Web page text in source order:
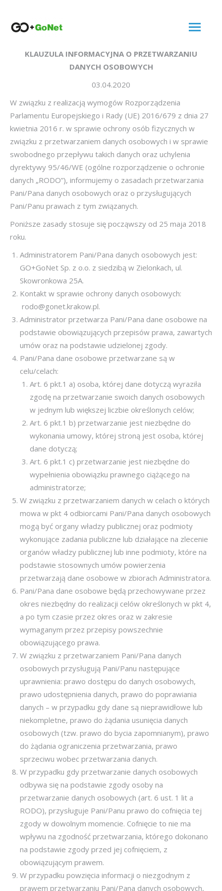
KLAUZULA INFORMACYJNA O PRZETWARZANIU
DANYCH OSOBOWYCH
03.04.2020
W związku z realizacją wymogów Rozporządzenia
Parlamentu Europejskiego i Rady (UE) 2016/679 z dnia 27
kwietnia 2016 r. w sprawie ochrony osób fizycznych w
związku z przetwarzaniem danych osobowych i w sprawie
swobodnego przepływu takich danych oraz uchylenia
dyrektywy 95/46/WE (ogólne rozporządzenie o ochronie
danych „RODO”), informujemy o zasadach przetwarzania
Pani/Pana danych osobowych oraz o przysługujących
Pani/Panu prawach z tym związanych.
Poniższe zasady stosuje się począwszy od 25 maja 2018
roku.
Administratorem Pani/Pana danych osobowych jest:
GO+GoNet Sp. z o.o. z siedzibą w Zielonkach, ul.
Skowronkowa 25A.
Kontakt w sprawie ochrony danych osobowych:
rodo@gonet.krakow.pl.
Administrator przetwarza Pani/Pana dane osobowe na
podstawie obowiązujących przepisów prawa, zawartych
umów oraz na podstawie udzielonej zgody.
Pani/Pana dane osobowe przetwarzane są w
celu/celach:
Art. 6 pkt.1 a) osoba, której dane dotyczą wyraziła
zgodę na przetwarzanie swoich danych osobowych
w jednym lub większej liczbie określonych celów;
Art. 6 pkt.1 b) przetwarzanie jest niezbędne do
wykonania umowy, której stroną jest osoba, której
dane dotyczą;
Art. 6 pkt.1 c) przetwarzanie jest niezbędne do
wypełnienia obowiązku prawnego ciążącego na
administratorze;
W związku z przetwarzaniem danych w celach o których
mowa w pkt 4 odbiorcami Pani/Pana danych osobowych
mogą być organy władzy publicznej oraz podmioty
wykonujące zadania publiczne lub działające na zlecenie
organów władzy publicznej lub inne podmioty, które na
podstawie stosownych umów powierzenia
przetwarzają dane osobowe w zbiorach Administratora.
Pani/Pana dane osobowe będą przechowywane przez
okres niezbędny do realizacji celów określonych w pkt 4,
a po tym czasie przez okres oraz w zakresie
wymaganym przez przepisy powszechnie
obowiązującego prawa.
W związku z przetwarzaniem Pani/Pana danych
osobowych przysługują Pani/Panu następujące
uprawnienia: prawo dostępu do danych osobowych,
prawo udostępnienia danych, prawo do poprawiania
danych – w przypadku gdy dane są nieprawidłowe lub
niekompletne, prawo do żądania usunięcia danych
osobowych (tzw. prawo do bycia zapomnianym), prawo
do żądania ograniczenia przetwarzania, prawo
sprzeciwu wobec przetwarzania danych.
W przypadku gdy przetwarzanie danych osobowych
odbywa się na podstawie zgody osoby na
przetwarzanie danych osobowych (art. 6 ust. 1 lit a
RODO), przysługuje Pani/Panu prawo do cofnięcia tej
zgody w dowolnym momencie. Cofnięcie to nie ma
wpływu na zgodność przetwarzania, którego dokonano
na podstawie zgody przed jej cofnięciem, z
obowiązującym prawem.
W przypadku powzięcia informacji o niezgodnym z
prawem przetwarzaniu Pani/Pana danych osobowych,